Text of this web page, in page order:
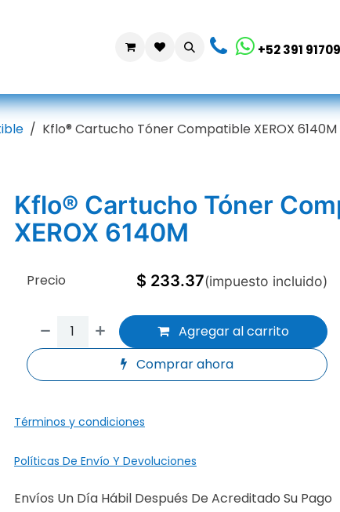
+52 391
Kflo® Cartucho Tóner Compatible XEROX 6140M
Kflo® Cartucho Tóner
XEROX 6140M
Agregar al carrito
Comprar ahora
Precio $ 233.37(impuesto incluido)
Términos y condiciones
Políticas De Envío Y Devoluciones
Envíos Un Día Hábil Después De Acreditado Su Pago